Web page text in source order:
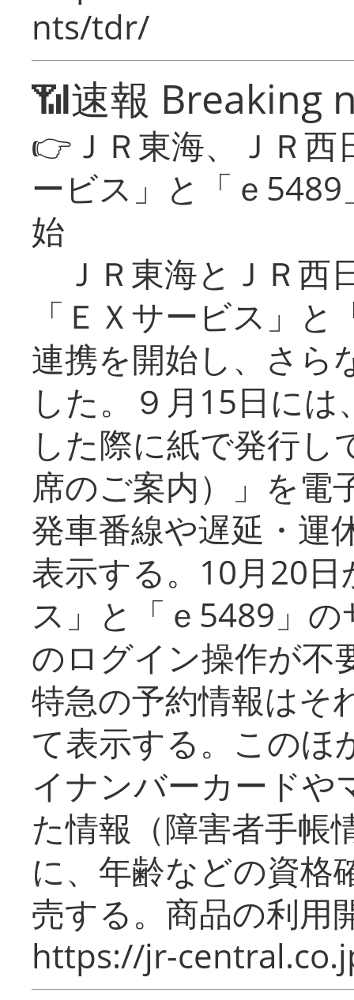
nts/tdr/
📶速報 Breaking
👉ＪＲ東海、ＪＲ
ービス」と「ｅ
始
ＪＲ東海とＪＲ西
「ＥＸサービス」
連携を開始し、さら
した。９月15日に
した際に紙で発行し
席のご案内）」を電
発車番線や遅延・運
表示する。10月20
ス」と「ｅ5489」
のログイン操作が不
特急の予約情報はそ
て表示する。このほ
イナンバーカードや
た情報（障害者手帳
に、年齢などの資格
売する。商品の利用
https://jr-